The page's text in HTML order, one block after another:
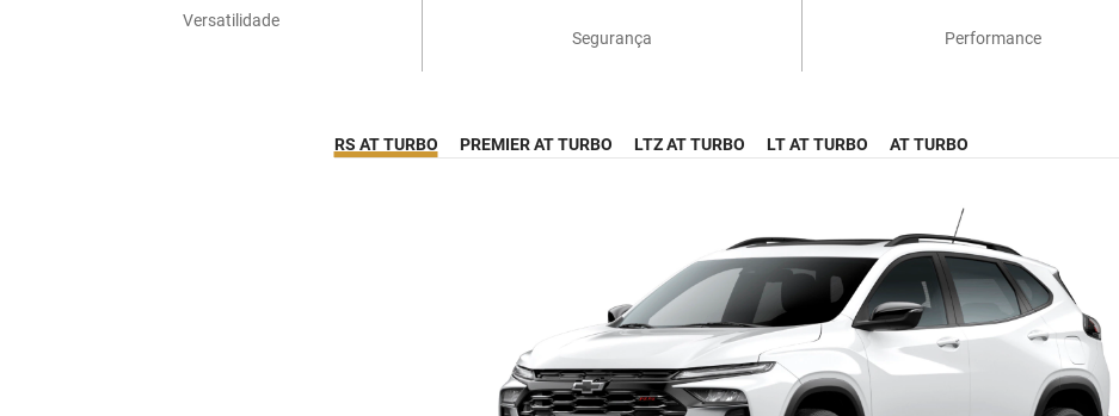
Versatilidade
Segurança Performance
RS AT TURBO PREMIER AT TURBO LTZ AT TURBO LT AT TURBO AT TURBO